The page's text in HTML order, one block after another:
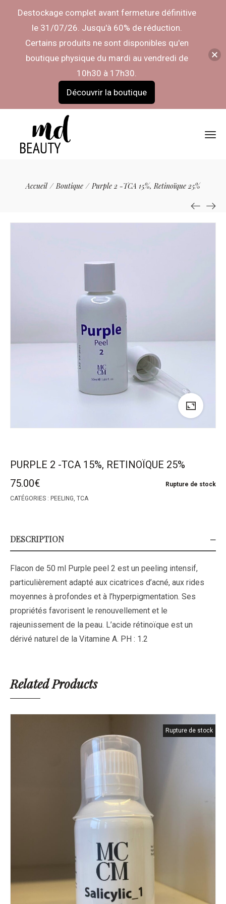
Accueil / Boutique / Purple 2 -TCA 15%, Retinoïque 25%
PURPLE 2 -TCA 15%, RETINOÏQUE 25%
Rupture de stock
75.00€
CATÉGORIES : PEELING, TCA
DESCRIPTION
Flacon de 50 ml Purple peel 2 est un peeling intensif,
particulièrement adapté aux cicatrices d’acné, aux rides
moyennes à profondes et à l’hyperpigmentation. Ses
propriétés favorisent le renouvellement et le
rajeunissement de la peau. L’acide rétinoïque est un
dérivé naturel de la Vitamine A. PH : 1.2
Related Products
Rupture de stock
Destockage complet avant fermeture définitive
le 31/07/26. Jusqu'à 60% de réduction.
Certains produits ne sont disponibles qu'en
boutique physique du mardi au vendredi de
10h30 à 17h30.
Découvrir la boutique